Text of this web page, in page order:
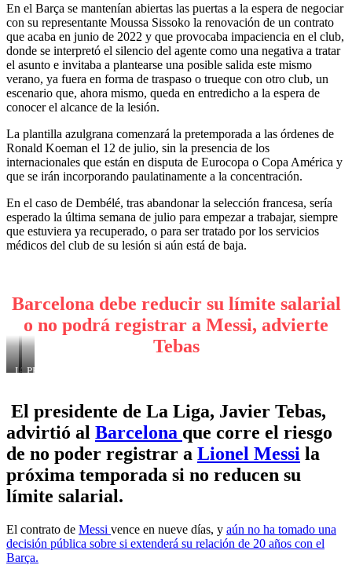
En el Barça se mantenían abiertas las puertas a la espera de negociar
con su representante Moussa Sissoko la renovación de un contrato
que acaba en junio de 2022 y que provocaba impaciencia en el club,
donde se interpretó el silencio del agente como una negativa a tratar
el asunto e invitaba a plantearse una posible salida este mismo
verano, ya fuera en forma de traspaso o trueque con otro club, un
escenario que, ahora mismo, queda en entredicho a la espera de
conocer el alcance de la lesión.
La plantilla azulgrana comenzará la pretemporada a las órdenes de
Ronald Koeman el 12 de julio, sin la presencia de los
internacionales que están en disputa de Eurocopa o Copa América y
que se irán incorporando paulatinamente a la concentración.
En el caso de Dembélé, tras abandonar la selección francesa, sería
esperado la última semana de julio para empezar a trabajar, siempre
que estuviera ya recuperado, o para ser tratado por los servicios
médicos del club de su lesión si aún está de baja.
Barcelona debe reducir su límite salarial
o no podrá registrar a Messi, advierte
Tebas
JAVIER
DE
BARCELONA
PREOCUPADO
El presidente de La Liga, Javier Tebas,
advirtió al Barcelona que corre el riesgo
de no poder registrar a Lionel Messi la
próxima temporada si no reducen su
límite salarial.
El contrato de Messi vence en nueve días, y aún no ha tomado una
decisión pública sobre si extenderá su relación de 20 años con el
Barça.